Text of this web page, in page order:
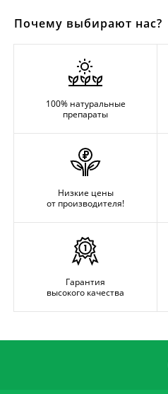
Почему выбирают нас?
100% натуральные
препараты
Низкие цены
от производителя!
Гарантия
высокого качества